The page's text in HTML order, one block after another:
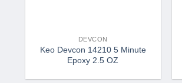
DEVCON
Keo Devcon 14210 5 Minute
Epoxy 2.5 OZ